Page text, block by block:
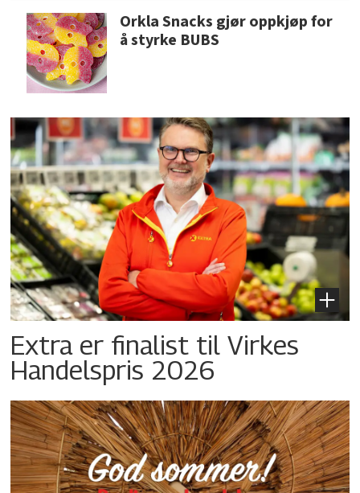
Orkla Snacks gjør oppkjøp for
å styrke BUBS
Extra er finalist til Virkes
Handelspris 2026